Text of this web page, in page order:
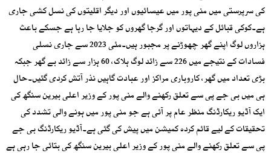
کی سرپرستی میں منی پور میں عیسائیوں اور دیگر اقلیتوں کی نسل کشی جاری
ہے۔کوکی قبائل کے دیہاتوں اور گرجا گھروں کو جلایا جا رہا ہے جسکے باعث
ہزاروں لوگ اپنے گھر چھوڑنے پر مجبور ہیں۔مئی 2023 سے جاری نسلی
فسادات کے نتیجے میں 226 سے زائد لوگ ہلاک، 60 ہزار سے زائد بے گھر جبکہ
بڑی تعداد میں گھر، کاروباری مراکز اور عبادت گاہیں نذر آتش کردی گئیں۔حال
ہی میں بی جے پی سے تعلق رکھنے والے منی پور کے وزیر اعلی بیرین سنگھ کی
ایک آڈیو ریکارڈنگ منظر عام پر آئی ہے جو منی پور میں ہونے والی تشدد کی
تحقیقات کے لیے قائم کردہ کمیشن میں پیش کی گئی ہے۔آڈیو ریکارڈنگ بی جے
پی سے تعلق رکھنے والے منی پور کے وزیر اعلی بیرین سنگھ کی بتائی جا رہی ہے